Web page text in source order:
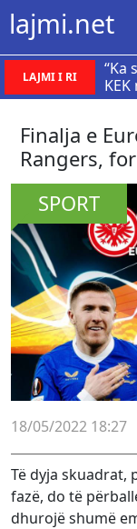
lajmi.net
LAJMI I RI
“Ka
Finalja e
Rangers,
SPORT
18/05/2022 18:27
Të dyja skuadrat,
fazë, do të
dhurojë shumë